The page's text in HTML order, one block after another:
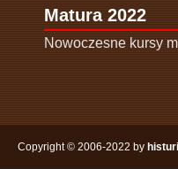
Matura 2022
Nowoczesne kursy
Copyright © 2006-2022 by